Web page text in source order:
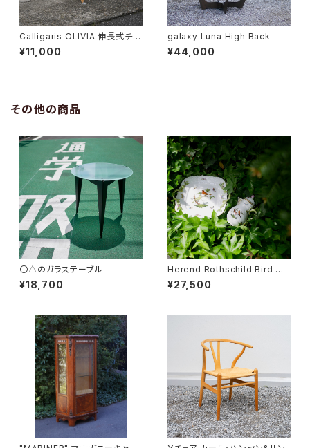
Calligaris OLIVIA 伸長式チェ
ア
¥11,000
galaxy Luna High Back
¥44,000
その他の商品
〇△のガラステーブル
¥18,700
Herend Rothschild Bird ミ
ニティーポット
¥27,500